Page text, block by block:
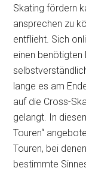
Skating fördern
ansprechen zu
entflieht. Sich
einen benötigten
lange es am
auf die Cross-
gelangt. In
Touren“
Touren, bei
bestimmte